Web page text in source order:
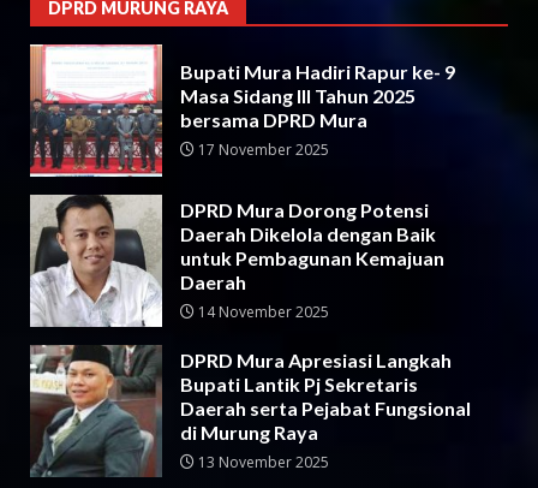
DPRD MURUNG RAYA
Bupati Mura Hadiri Rapur ke- 9
Masa Sidang III Tahun 2025
bersama DPRD Mura
17 November 2025
DPRD Mura Dorong Potensi
Daerah Dikelola dengan Baik
untuk Pembagunan Kemajuan
Daerah
14 November 2025
DPRD Mura Apresiasi Langkah
Bupati Lantik Pj Sekretaris
Daerah serta Pejabat Fungsional
di Murung Raya
13 November 2025